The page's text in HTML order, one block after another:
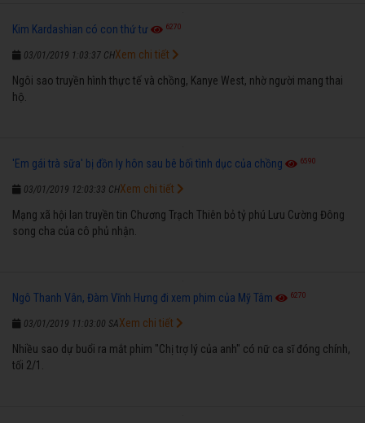
Kim Kardashian có con thứ tư 6270
03/01/2019 1:03:37 CH
Ngôi sao truyền hình thực tế và chồng, Kanye West, nhờ người mang thai
hộ.
Xem chi tiết
'Em gái trà sữa' bị đồn ly hôn sau bê bối tình dục của chồng 6590
03/01/2019 12:03:33 CH
Mạng xã hội lan truyền tin Chương Trạch Thiên bỏ tỷ phú Lưu Cường Đông
song cha của cô phủ nhận.
Xem chi tiết
Ngô Thanh Vân, Đàm Vĩnh Hưng đi xem phim của Mỹ Tâm 6270
03/01/2019 11:03:00 SA
Nhiều sao dự buổi ra mắt phim "Chị trợ lý của anh" có nữ ca sĩ đóng chính,
tối 2/1.
Xem chi tiết